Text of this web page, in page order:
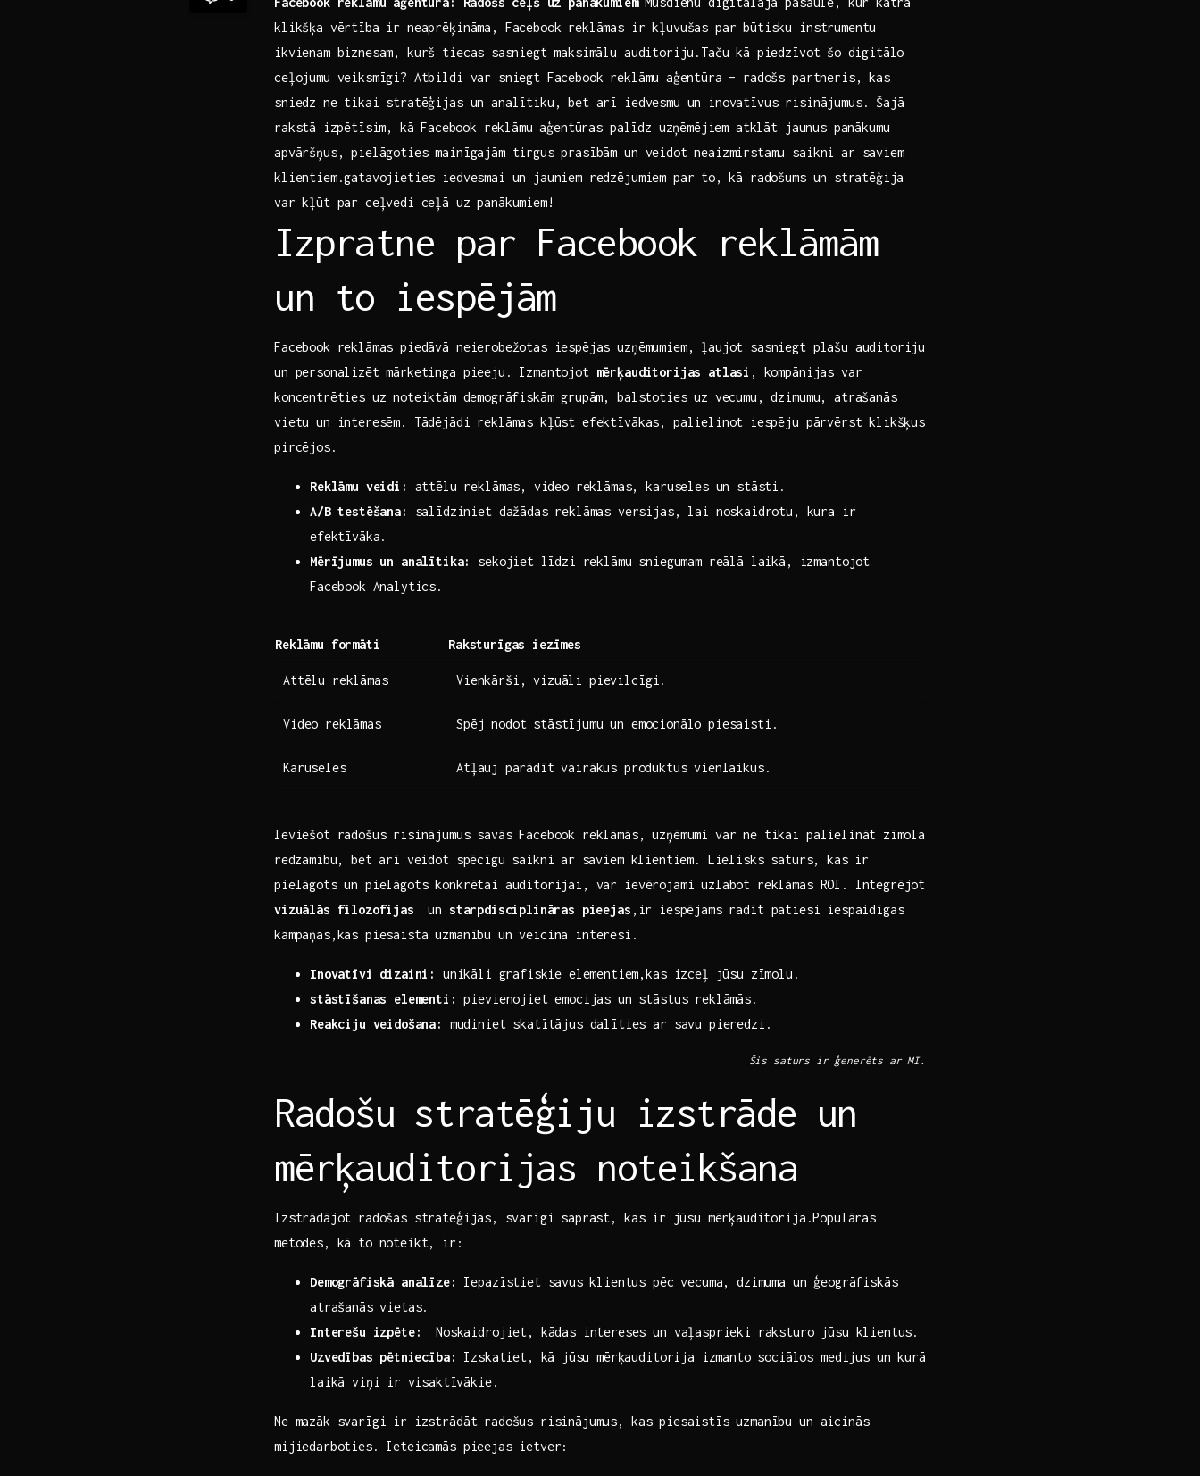
klikšķa vērtība‌ ir neaprēķināma, Facebook reklāmas ir ‌kļuvušas par būtisku instrumentu
ikvienam biznesam, kurš tiecas⁤ sasniegt maksimālu auditoriju.Taču kā piedzīvot šo⁣ digitālo
ceļojumu veiksmīgi? Atbildi var sniegt Facebook reklāmu⁣ aģentūra – radošs partneris, kas
sniedz ne tikai‌ stratēģijas‍ un analītiku, bet arī iedvesmu un inovatīvus risinājumus. ⁣Šajā
rakstā⁢ izpētīsim, ⁤kā ⁤Facebook reklāmu aģentūras palīdz uzņēmējiem atklāt jaunus panākumu‍
apvāršņus, pielāgoties mainīgajām​ tirgus prasībām un veidot‍ neaizmirstamu saikni ar saviem
klientiem.gatavojieties​ iedvesmai un jauniem ‍redzējumiem par to, ⁣kā radošums ​un⁤ stratēģija
var kļūt par ceļvedi ceļā uz panākumiem!
Izpratne par Facebook reklāmām
un to iespējām
Facebook‌ reklāmas piedāvā neierobežotas iespējas​ uzņēmumiem, ļaujot sasniegt plašu auditoriju
un personalizēt mārketinga pieeju. Izmantojot mērķauditorijas​ atlasi , ⁤kompānijas var
koncentrēties‍ uz noteiktām ⁤demogrāfiskām grupām, balstoties uz vecumu, dzimumu, atrašanās
vietu un interesēm. Tādējādi‍ reklāmas kļūst efektīvākas, palielinot ⁢iespēju pārvērst klikšķus
pircējos.
Reklāmu veidi:
attēlu reklāmas,⁢ video reklāmas, karuseles‍ un stāsti.
A/B testēšana:
salīdziniet dažādas reklāmas‍ versijas, lai noskaidrotu, kura‍ ir
efektīvāka.
Mērījumus‌ un analītika:
sekojiet ⁤līdzi‍ reklāmu sniegumam reālā laikā,‌ izmantojot
Facebook Analytics.
Reklāmu formāti Raksturīgas iezīmes
Attēlu reklāmas Vienkārši, vizuāli pievilcīgi.
Video reklāmas Spēj nodot stāstījumu⁢ un emocionālo piesaisti.
Karuseles Atļauj⁤ parādīt vairākus ⁢produktus vienlaikus.
Ieviešot radošus‌ risinājumus savās‌ Facebook reklāmās, uzņēmumi var ne tikai palielināt ⁢zīmola
⁢redzamību, bet arī veidot spēcīgu saikni⁣ ar saviem klientiem. Lielisks ‍saturs, kas ir
pielāgots un pielāgots konkrētai auditorijai, var‌ ievērojami uzlabot reklāmas ROI. ‍Integrējot
vizuālās filozofijas ⁢ un starpdisciplināras pieejas ,ir iespējams radīt patiesi ​iespaidīgas
kampaņas,kas‌ piesaista uzmanību un veicina interesi.
Inovatīvi dizaini:
unikāli ⁤grafiskie ‌elementiem,kas izceļ jūsu zīmolu.
stāstīšanas elementi: pievienojiet emocijas un stāstus reklāmās.
Reakciju veidošana:
mudiniet skatītājus dalīties ‍ar savu ‍pieredzi.
Šis saturs ir ģenerēts ​ar MI.
Radošu ⁢stratēģiju izstrāde un
mērķauditorijas noteikšana
Izstrādājot radošas stratēģijas,⁣ svarīgi​ saprast, kas ⁢ir jūsu mērķauditorija.Populāras
‌metodes, kā ‌to noteikt, ir:
Demogrāfiskā analīze:
Iepazīstiet savus ⁢klientus pēc vecuma, dzimuma‍ un ģeogrāfiskās
atrašanās vietas.
Interešu izpēte:
‌ Noskaidrojiet, ​kādas intereses un vaļasprieki raksturo jūsu klientus.
Uzvedības ⁣pētniecība:
Izskatiet, kā ⁢jūsu mērķauditorija‌ izmanto sociālos medijus un kurā
laikā viņi ir ⁤visaktīvākie.
Ne mazāk svarīgi ir izstrādāt​ radošus risinājumus, kas‍ piesaistīs uzmanību ‍un aicinās
mijiedarboties.‌ Ieteicamās pieejas ietver: